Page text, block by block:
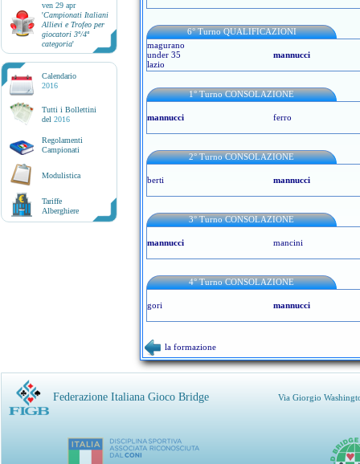
ven 29 apr
'Campionati Italiani
Allievi e Trofeo per
giocatori 3ª/4ª
categoria'
Calendario
2016
Tutti i Bollettini
del 2016
Regolamenti
Campionati
Modulistica
Tariffe
Alberghiere
6° Turno QUALIFICAZIONI
magurano
under 35
lazio
mannucci
1° Turno CONSOLAZIONE
mannucci ferro
2° Turno CONSOLAZIONE
berti mannucci
3° Turno CONSOLAZIONE
mannucci mancini
4° Turno CONSOLAZIONE
gori mannucci
la formazione
Federazione Italiana Gioco Bridge Via Giorgio